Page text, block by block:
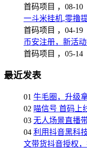
首码项目 ， 08-10
一斗米挂机,零撸
首码项目 ， 04-19
币安注册，新活
首码项目 ， 05-14
最近发表
01 牛毛圈，升级
02 喵信号 首码上
03 无人场景直播
04 利用抖音黑科
文带货抖音授权，